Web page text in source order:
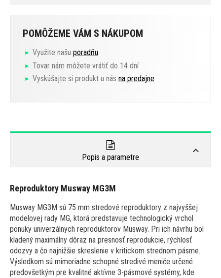
POMÔŽEME VÁM S NÁKUPOM
Využite našu poradňu
Tovar nám môžete vrátiť do 14 dní
Vyskúšajte si produkt u nás na predajne
Popis a parametre
Reproduktory Musway MG3M
Musway MG3M sú 75 mm stredové reproduktory z najvyššej
modelovej rady MG, ktorá predstavuje technologický vrchol
ponuky univerzálnych reproduktorov Musway. Pri ich návrhu bol
kladený maximálny dôraz na presnosť reprodukcie, rýchlosť
odozvy a čo najnižšie skreslenie v kritickom strednom pásme.
Výsledkom sú mimoriadne schopné stredivé meniče určené
predovšetkým pre kvalitné aktívne 3-pásmové systémy, kde